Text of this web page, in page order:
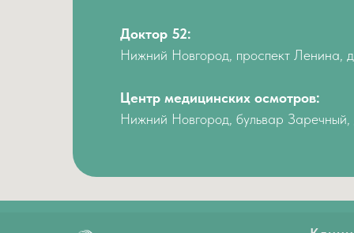
Доктор 52:
Нижний Новгород, проспект Ленина,
Центр медицинских осмотров:
Нижний Новгород, бульвар Заречный,